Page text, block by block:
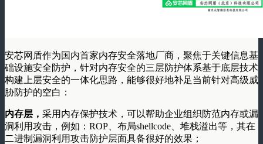
安芯网盾作为国内首家内存安全落地厂商，聚焦于关键信息基
础设施安全防护，针对内存安全的三层防护体系基于底层技术
构建上层安全的一体化思路，能够很好地补足当前针对高级威
胁防护的空白：
内存层， 采用内存保护技术，可以帮助企业组织防范内存或漏
洞利用攻击，例如：ROP、布局shellcode、堆栈溢出等，其在
二进制漏洞利用攻击防护层面具备很好的效果；